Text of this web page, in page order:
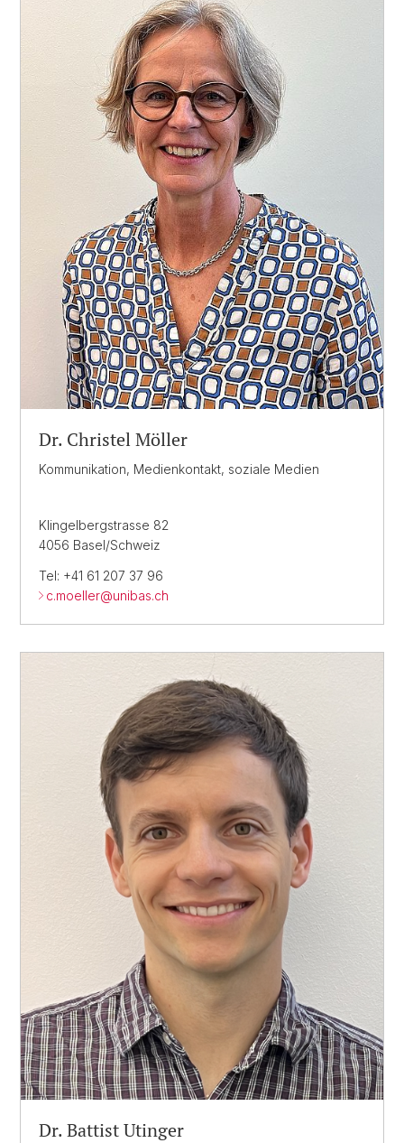
Dr. Christel Möller
Kommunikation, Medienkontakt, soziale Medien
Klingelbergstrasse 82
4056 Basel/Schweiz
Tel: +41 61 207 37 96
c.moeller@unibas.ch
Dr. Battist Utinger